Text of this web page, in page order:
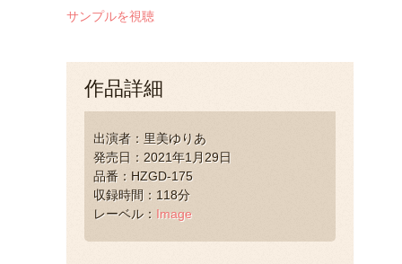
サンプルを視聴
作品詳細
出演者：里美ゆりあ
発売日：2021年1月29日
品番：HZGD-175
収録時間：118分
レーベル： Image